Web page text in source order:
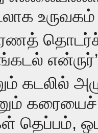
உருவகம்
கடலில்
தெப்பம்,